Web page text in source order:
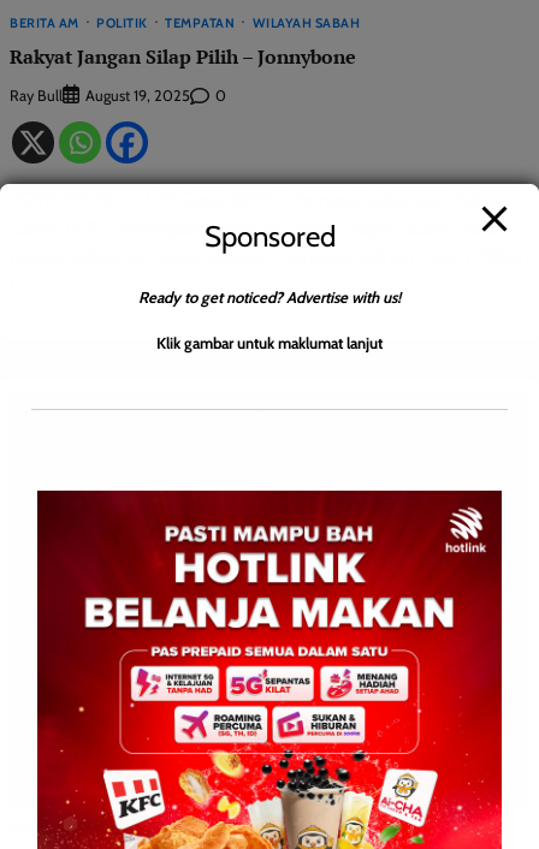
BERITA AM POLITIK TEMPATAN WILAYAH SABAH
Rakyat Jangan Silap Pilih – Jonnybone
Ray Bull August 19, 2025 0
Sabah (GRS) menegaskan bahawa masa depan Sabah boleh
terjejas sekiranya rakyat tersalah membuat pilihan dalam Pilihan
BERITA AM EKONOMI ENGLISH WILAYAH SABAH
Sponsored
Ready to get noticed? Advertise with us!
Klik gambar untuk maklumat lanjut